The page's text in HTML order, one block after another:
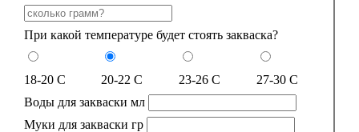
При какой температуре будет стоять закваска?
18-20 С 20-22 С 23-26 С
27-30 С
Воды для закваски мл
Муки для закваски гр